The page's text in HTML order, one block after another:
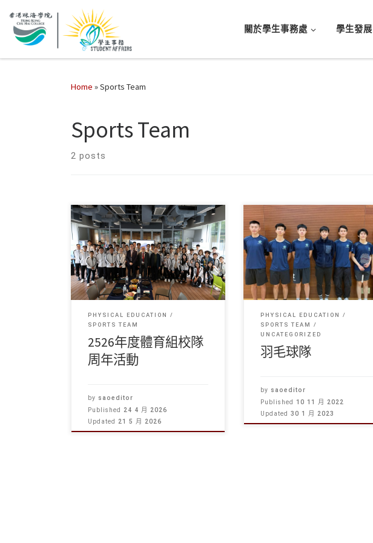
關於學生事務處 學生發展
Home »Sports Team
Sports Team
2 posts
體育組於2026年4月17日舉辦校隊周
年活動，透過聚餐促進師 […]
PHYSICAL EDUCATION
SPORTS TEAM
2526年度體育組校隊
周年活動
by saoeditor
Published24 4 月 2026
Updated21 5 月 2026
教練 : 莊秉樺 隊長 : 劉昊洋
PHYSICAL EDUCATION
SPORTS TEAM
UNCATEGORIZED
羽毛球隊
by saoeditor
Published10 11 月 2022
Updated30 1 月 2023